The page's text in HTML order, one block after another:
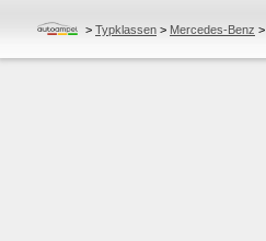
> Typklassen > Mercedes-Benz >